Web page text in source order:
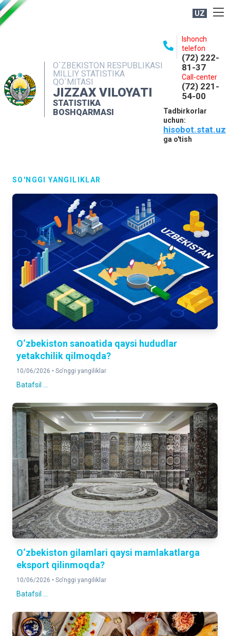
UZ
O`ZBEKISTON RESPUBLIKASI
MILLIY STATISTIKA
QO`MITASI
JIZZAX VILOYATI
STATISTIKA
BOSHQARMASI
Ishonch
telefon
(72) 222-
81-37
Call-center
(72) 221-
54-00
Tadbirkorlar
uchun:
hisobot.stat.uz
ga o'tish
NASHRLAR
INTERAKTIV XIZMATLAR
MATBUOT XIZMATI
SO'NGGI YANGILIKLAR
O‘zbekiston sanoatida qaysi hududlar
yetakchilik qilmoqda?
10/06/2026 • So'nggi yangiliklar
Batafsil ...
O‘zbekiston gilamlari qaysi mamlakatlarga
eksport qilinmoqda?
10/06/2026 • So'nggi yangiliklar
Batafsil ...